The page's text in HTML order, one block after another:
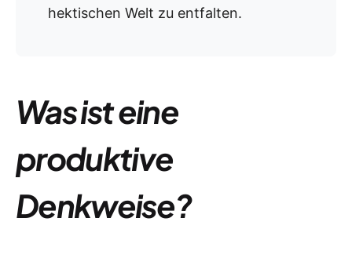
hektischen Welt zu entfalten.
Was ist eine
produktive
Denkweise?